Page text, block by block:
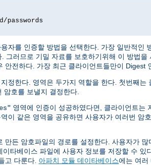
passwords
자를 인증할 방법을 선택한다. 가장 일반적인
그러므로 기밀 자료를 보호하기위해 이 방법을
안전하다. 가장 최근 클라이언트들만이 Digest
지정한다. 영역은 두가지 역할을 한다. 첫번째
호를 보낼지 결정한다.
영역에 인증이 성공하였다면, 클라이언트는
이 같은 영역을 공유하면 사용자가 여러번 암
만든 암호파일의 경로를 설정한다. 사용자가
타베이스 파일에 사용자 정보를 저장할 수 있
고 다룬다. 아파치 모듈 데이타베이스에는 여러